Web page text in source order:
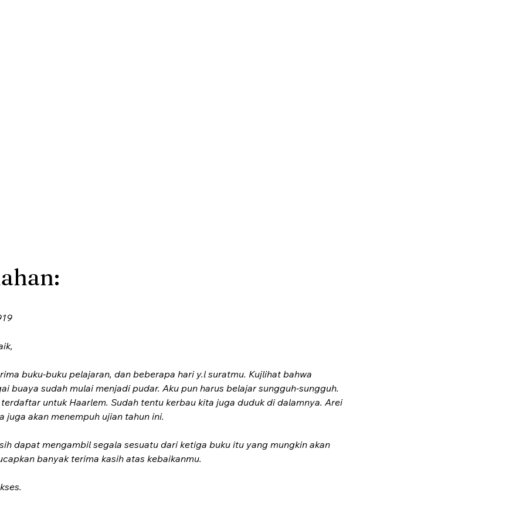
buku-buku pelajaran, dan beberapa hari y.l suratmu. Kujlihat bahwa
buaya sudah mulai menjadi pudar. Aku pun harus belajar sungguh-sungguh.
untuk Haarlem. Sudah tentu kerbau kita juga duduk di dalamnya. Arei
juga akan menempuh ujian tahun ini.
dapat mengambil segala sesuatu dari ketiga buku itu yang mungkin akan
banyak terima kasih atas kebaikanmu.